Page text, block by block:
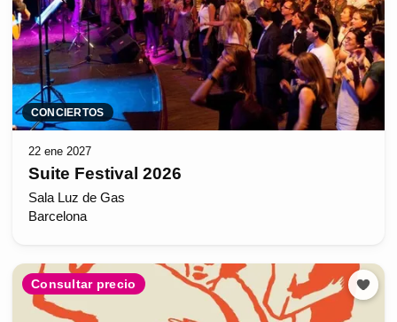
CONCIERTOS
22 ene 2027
Suite Festival 2026
Sala Luz de Gas
Barcelona
Consultar precio